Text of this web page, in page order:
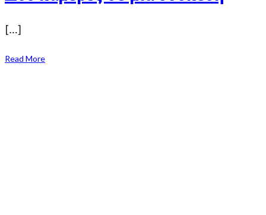
[…]
Read More